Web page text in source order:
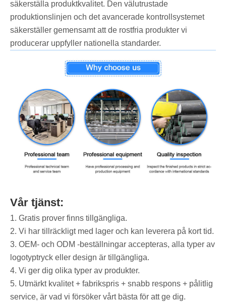
säkerställa produktkvalitet. Den välutrustade
produktionslinjen och det avancerade kontrollsystemet
säkerställer gemensamt att de rostfria produkter vi
producerar uppfyller nationella standarder.
Vår tjänst:
1. Gratis prover finns tillgängliga.
2. Vi har tillräckligt med lager och kan leverera på kort tid.
3. OEM- och ODM -beställningar accepteras, alla typer av
logotyptryck eller design är tillgängliga.
4. Vi ger dig olika typer av produkter.
5. Utmärkt kvalitet + fabrikspris + snabb respons + pålitlig
service, är vad vi försöker vårt bästa för att ge dig.